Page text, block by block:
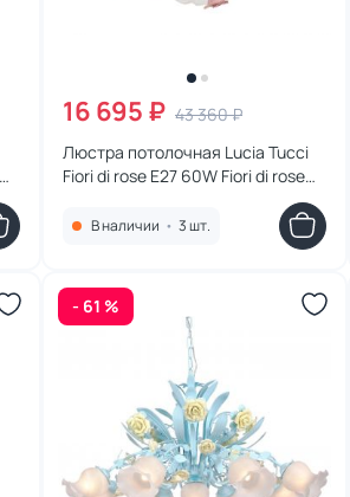
16 695 ₽ 43 360 ₽
Люстра потолочная Lucia Tucci
Fiori di rose E27 60W Fiori di rose
В наличии • 3 шт.
- 61 %